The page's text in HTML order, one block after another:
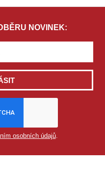
NOVINEK:
osobních údajů.